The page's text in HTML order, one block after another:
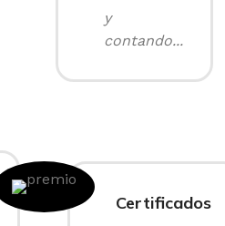
y
contando...
Certificados